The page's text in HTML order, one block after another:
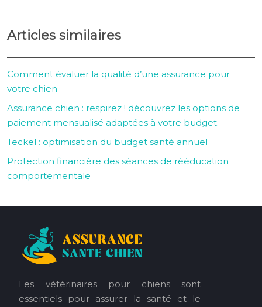
Articles similaires
Comment évaluer la qualité d’une assurance pour
votre chien
Assurance chien : respirez ! découvrez les options de
paiement mensualisé adaptées à votre budget.
Teckel : optimisation du budget santé annuel
Protection financière des séances de rééducation
comportementale
Les vétérinaires pour chiens sont
essentiels pour assurer la santé et le